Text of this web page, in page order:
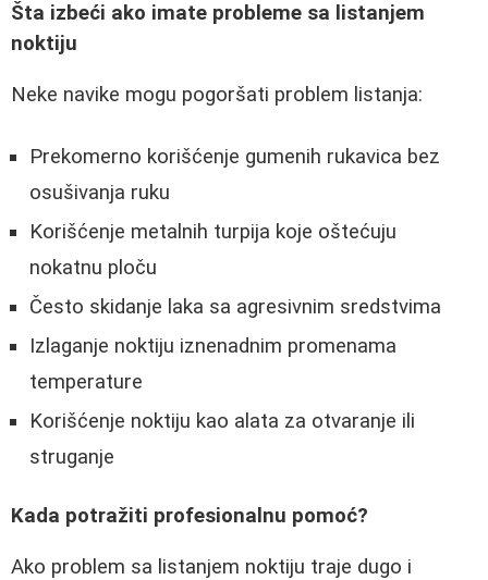
Šta izbeći ako imate probleme sa listanjem
noktiju
Neke navike mogu pogoršati problem listanja:
Prekomerno korišćenje gumenih rukavica bez
osušivanja ruku
Korišćenje metalnih turpija koje oštećuju
nokatnu ploču
Često skidanje laka sa agresivnim sredstvima
Izlaganje noktiju iznenadnim promenama
temperature
Korišćenje noktiju kao alata za otvaranje ili
struganje
Kada potražiti profesionalnu pomoć?
Ako problem sa listanjem noktiju traje dugo i